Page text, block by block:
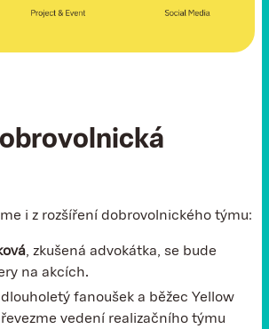
i z rozšíření dobrovolnického týmu:
, zkušená advokátka, se bude
na akcích.
dlouholetý fanoušek a běžec Yellow
vedení realizačního týmu